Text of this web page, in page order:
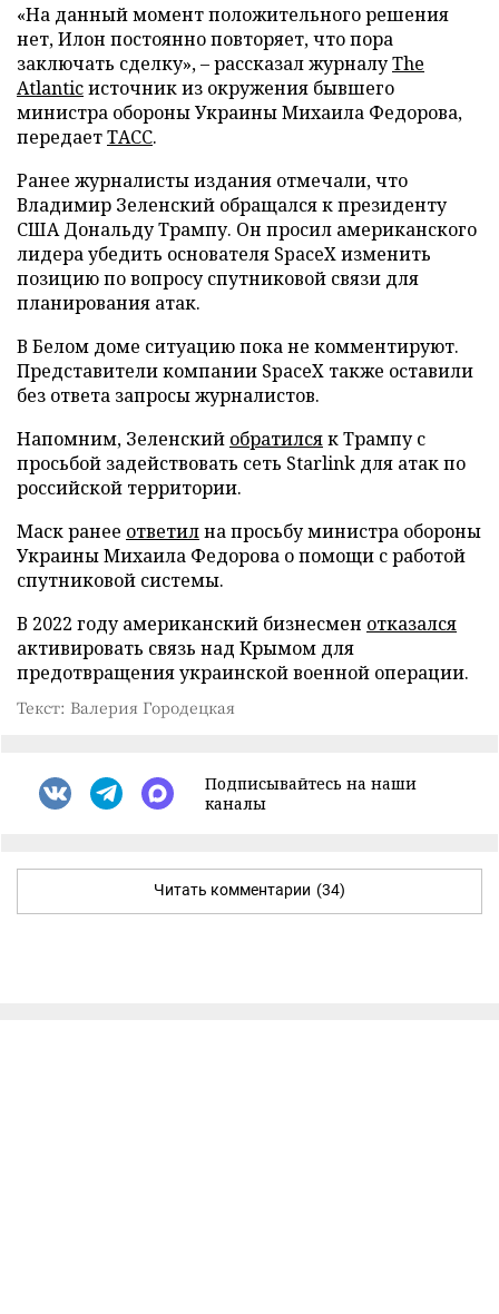
«На данный момент положительного решения
нет, Илон постоянно повторяет, что пора
заключать сделку», – рассказал журналуThe
Atlanticисточник из окружения бывшего
министра обороны Украины Михаила Федорова,
передаетТАСС.
Ранее журналисты издания отмечали, что
Владимир Зеленский обращался к президенту
США Дональду Трампу. Он просил американского
лидера убедить основателя SpaceX изменить
позицию по вопросу спутниковой связи для
планирования атак.
В Белом доме ситуацию пока не комментируют.
Представители компании SpaceX также оставили
без ответа запросы журналистов.
Напомним, Зеленский обратилсяк Трампу с
просьбой задействовать сеть Starlink для атак по
российской территории.
Маск ранее ответилна просьбу министра обороны
Украины Михаила Федорова о помощи с работой
спутниковой системы.
В 2022 году американский бизнесмен отказался
активировать связь над Крымом для
предотвращения украинской военной операции.
Текст: Валерия Городецкая
Подписывайтесь на наши
каналы
Читать комментарии (34)